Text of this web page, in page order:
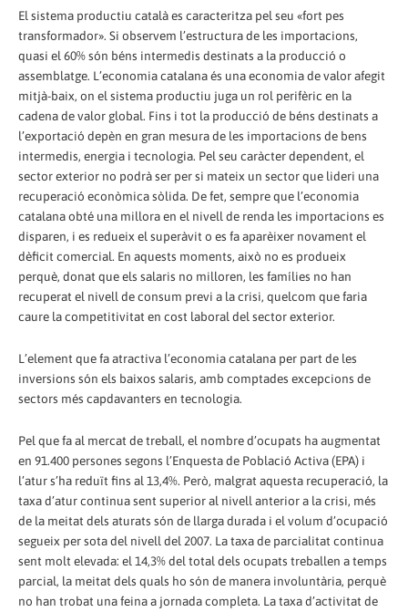
El sistema productiu català es caracteritza pel seu «fort pes
transformador». Si observem l’estructura de les importacions,
quasi el 60% són béns intermedis destinats a la producció o
assemblatge. L’economia catalana és una economia de valor afegit
mitjà-baix, on el sistema productiu juga un rol perifèric en la
cadena de valor global. Fins i tot la producció de béns destinats a
l’exportació depèn en gran mesura de les importacions de bens
intermedis, energia i tecnologia. Pel seu caràcter dependent, el
sector exterior no podrà ser per si mateix un sector que lideri una
recuperació econòmica sòlida. De fet, sempre que l’economia
catalana obté una millora en el nivell de renda les importacions es
disparen, i es redueix el superàvit o es fa aparèixer novament el
dèficit comercial. En aquests moments, això no es produeix
perquè, donat que els salaris no milloren, les famílies no han
recuperat el nivell de consum previ a la crisi, quelcom que faria
caure la competitivitat en cost laboral del sector exterior.
L’element que fa atractiva l’economia catalana per part de les
inversions són els baixos salaris, amb comptades excepcions de
sectors més capdavanters en tecnologia.
Pel que fa al mercat de treball, el nombre d’ocupats ha augmentat
en 91.400 persones segons l’Enquesta de Població Activa (EPA) i
l’atur s’ha reduït fins al 13,4%. Però, malgrat aquesta recuperació, la
taxa d’atur continua sent superior al nivell anterior a la crisi, més
de la meitat dels aturats són de llarga durada i el volum d’ocupació
segueix per sota del nivell del 2007. La taxa de parcialitat continua
sent molt elevada: el 14,3% del total dels ocupats treballen a temps
parcial, la meitat dels quals ho són de manera involuntària, perquè
no han trobat una feina a jornada completa. La taxa d’activitat de